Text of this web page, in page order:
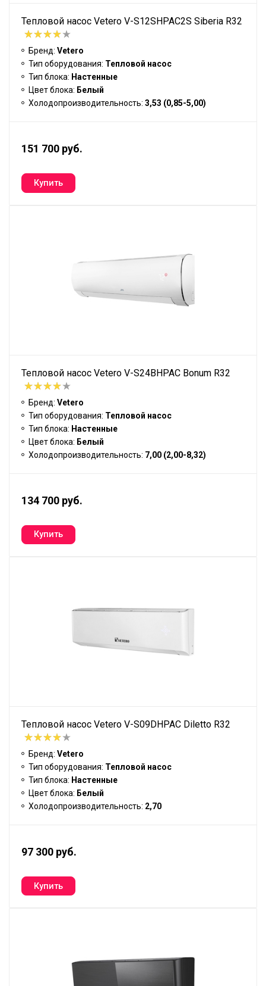
Тепловой насос Vetero V-S12SHPAC2S Siberia R32
Бренд: Vetero
Тип оборудования: Тепловой насос
Тип блока: Настенные
Цвет блока: Белый
Холодопроизводительность: 3,53 (0,85-5,00)
151 700 руб.
Тепловой насос Vetero V-S24BHPAC Bonum R32
Бренд: Vetero
Тип оборудования: Тепловой насос
Тип блока: Настенные
Цвет блока: Белый
Холодопроизводительность: 7,00 (2,00-8,32)
134 700 руб.
Тепловой насос Vetero V-S09DHPAC Diletto R32
Бренд: Vetero
Тип оборудования: Тепловой насос
Тип блока: Настенные
Цвет блока: Белый
Холодопроизводительность: 2,70
97 300 руб.